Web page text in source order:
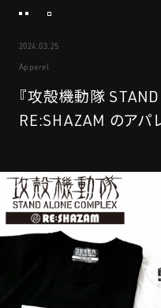
NEWS
PRODUCTS
2024.03.25
Apparel
『攻殻機動隊
RE:SHAZAM のアパ